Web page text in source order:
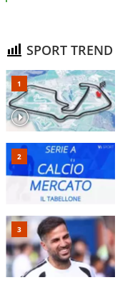
SPORT TREND